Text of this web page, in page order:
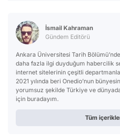
İsmail Kahraman
Gündem Editörü
Ankara Üniversitesi Tarih
daha fazla ilgi duyduğum habercilik
internet sitelerinin çeşitli
2021 yılında beri Onedio’nun
yorumsuz şekilde Türkiye ve
için buradayım.
Tüm